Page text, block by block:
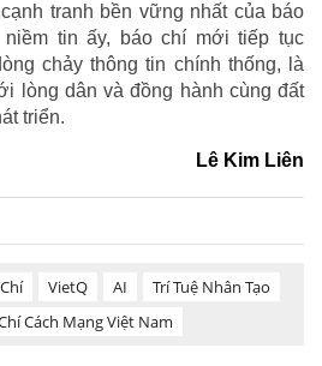
tranh bền vững nhất của báo
tin ấy, báo chí mới tiếp tục
chảy thông tin chính thống, là
lòng dân và đồng hành cùng đất
triển.
Lê Kim Liên
VietQ AI
Trí Tuệ Nhân Tạo
Cách Mạng Việt Nam